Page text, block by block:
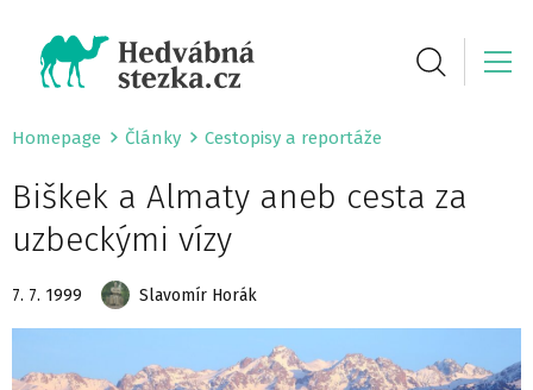
Homepage Články Cestopisy a reportáže
Biškek a Almaty aneb cesta za
uzbeckými vízy
7. 7. 1999 Slavomír Horák